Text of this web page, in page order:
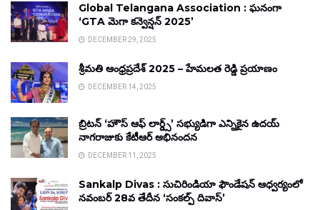
Global Telangana Association : ఘనంగా
‘GTA మెగా కన్వెన్షన్ 2025’
DECEMBER 29, 2025
శ్రీమతి ఆంధ్రప్రదేశ్ 2025 – హేమలత రెడ్డి ప్రయాణం
DECEMBER 14, 2025
బ్రిటన్ ‘హౌస్ ఆఫ్ లార్డ్స్’ సభ్యుడిగా ఎన్నికైన ఉదయ్
నాగరాజుకు కేటీఆర్ అభినందన
DECEMBER 11, 2025
Sankalp Divas : సుచిరిండియా ఫౌండేషన్ ఆధ్వర్యంలో
నవంబర్ 28వ తేదీన ‘సంకల్ప్ దివాస్’